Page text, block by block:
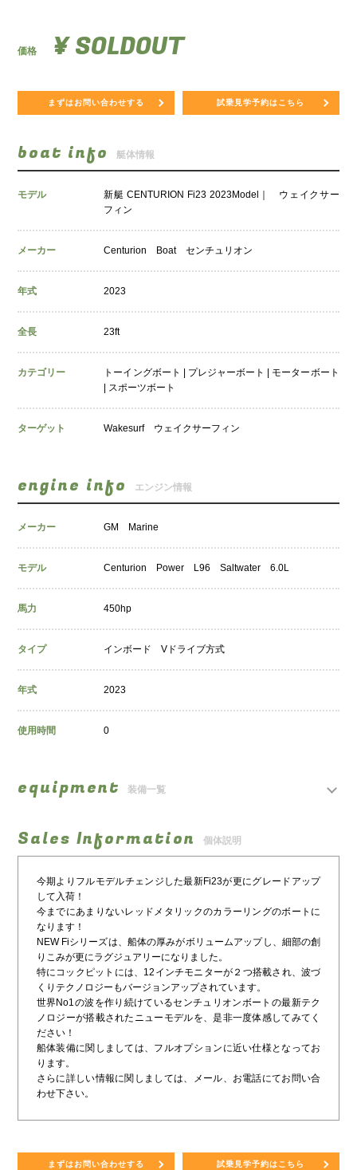
価格 ¥ SOLDOUT
まずはお問い合わせする 試乗見学予約はこちら
boat info 艇体情報
モデル
新艇 CENTURION Fi23 2023Model｜ ウェイクサー
フィン
メーカー Centurion Boat センチュリオン
年式 2023
全長 23ft
カテゴリー
トーイングボート | プレジャーボート | モーターボート
| スポーツボート
ターゲット Wakesurf ウェイクサーフィン
engine info エンジン情報
メーカー GM Marine
モデル Centurion Power L96 Saltwater 6.0L
馬力 450hp
タイプ インボード Vドライブ方式
年式 2023
使用時間 0
equipment 装備一覧
Sales Information 個体説明
今期よりフルモデルチェンジした最新Fi23が更にグレードアップ
して入荷！
今までにあまりないレッドメタリックのカラーリングのボートに
なります！
NEW Fiシリーズは、船体の厚みがボリュームアップし、細部の創
りこみが更にラグジュアリーになりました。
特にコックピットには、12インチモニターが２つ搭載され、波づ
くりテクノロジーもバージョンアップされています。
世界No1の波を作り続けているセンチュリオンボートの最新テク
ノロジーが搭載されたニューモデルを、是非一度体感してみてく
ださい！
船体装備に関しましては、フルオプションに近い仕様となってお
ります。
さらに詳しい情報に関しましては、メール、お電話にてお問い合
わせ下さい。
まずはお問い合わせする 試乗見学予約はこちら